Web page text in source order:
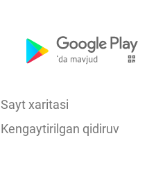
Sayt xaritasi
Kengaytirilgan qidiruv